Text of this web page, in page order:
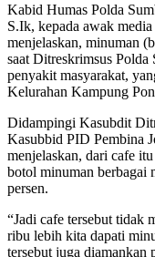
Kabid Humas Polda
S.Ik, kepada awak
menjelaskan, minuman
saat Ditreskrimsus Polda
penyakit masyarakat,
Kelurahan Kampung
Didampingi Kasubdit
Kasubbid PID Pembina
menjelaskan, dari cafe
botol minuman berbagai
persen.
“Jadi cafe tersebut tidak
ribu lebih kita dapati
tersebut juga